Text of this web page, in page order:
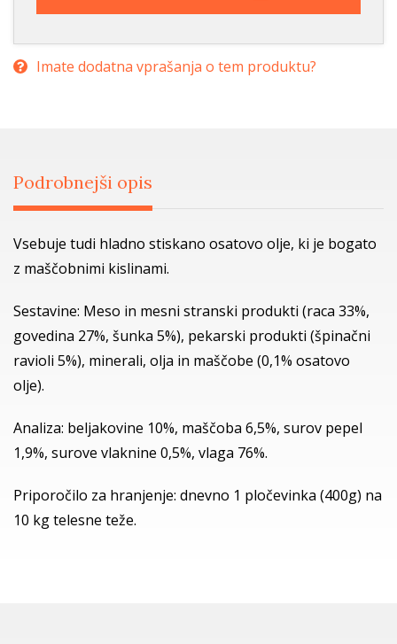
Imate dodatna vprašanja o tem produktu?
Podrobnejši opis
Vsebuje tudi hladno stiskano osatovo olje, ki je bogato
z maščobnimi kislinami.
Sestavine: Meso in mesni stranski produkti (raca 33%,
govedina 27%, šunka 5%), pekarski produkti (špinačni
ravioli 5%), minerali, olja in maščobe (0,1% osatovo
olje).
Analiza: beljakovine 10%, maščoba 6,5%, surov pepel
1,9%, surove vlaknine 0,5%, vlaga 76%.
Priporočilo za hranjenje: dnevno 1 pločevinka (400g) na
10 kg telesne teže.